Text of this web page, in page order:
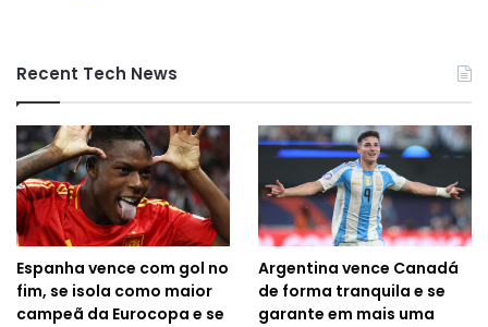
Recent Tech News
Espanha vence com gol no
fim, se isola como maior
campeã da Eurocopa e se
Argentina vence Canadá
de forma tranquila e se
garante em mais uma